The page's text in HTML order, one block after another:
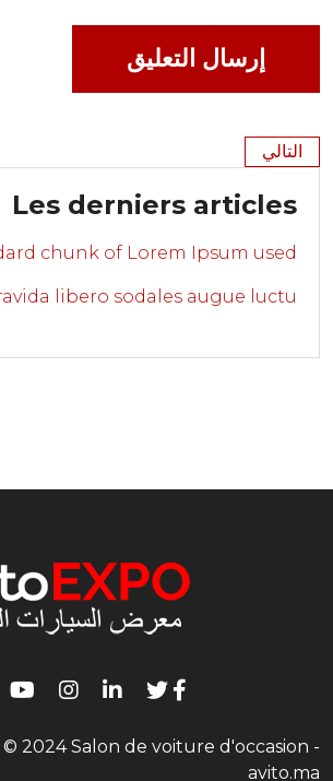
التالي
Les derniers articles
chunk of Lorem Ipsum used
libero sodales augue luctu
2024 Salon de voiture d'occasion -
avito.ma